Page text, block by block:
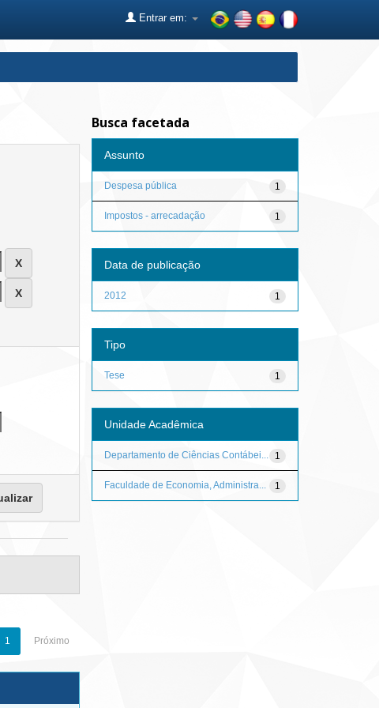
Entrar em:
1 Próximo
Busca facetada
Assunto
1
Despesa pública
1
Impostos - arrecadação
Data de publicação
1
2012
Tipo
1
Tese
Unidade Acadêmica
1
Departamento de Ciências Contábei...
1
Faculdade de Economia, Administra...